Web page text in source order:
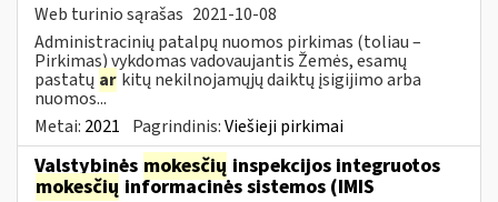
Web turinio sąrašas 2021-10-08
Administracinių patalpų nuomos pirkimas (toliau –
Pirkimas) vykdomas vadovaujantis Žemės, esamų
pastatų ar kitų nekilnojamųjų daiktų įsigijimo arba
nuomos...
Metai: 2021 Pagrindinis:Viešieji pirkimai
Valstybinės mokesčių inspekcijos integruotos
mokesčių informacinės sistemos (IMIS